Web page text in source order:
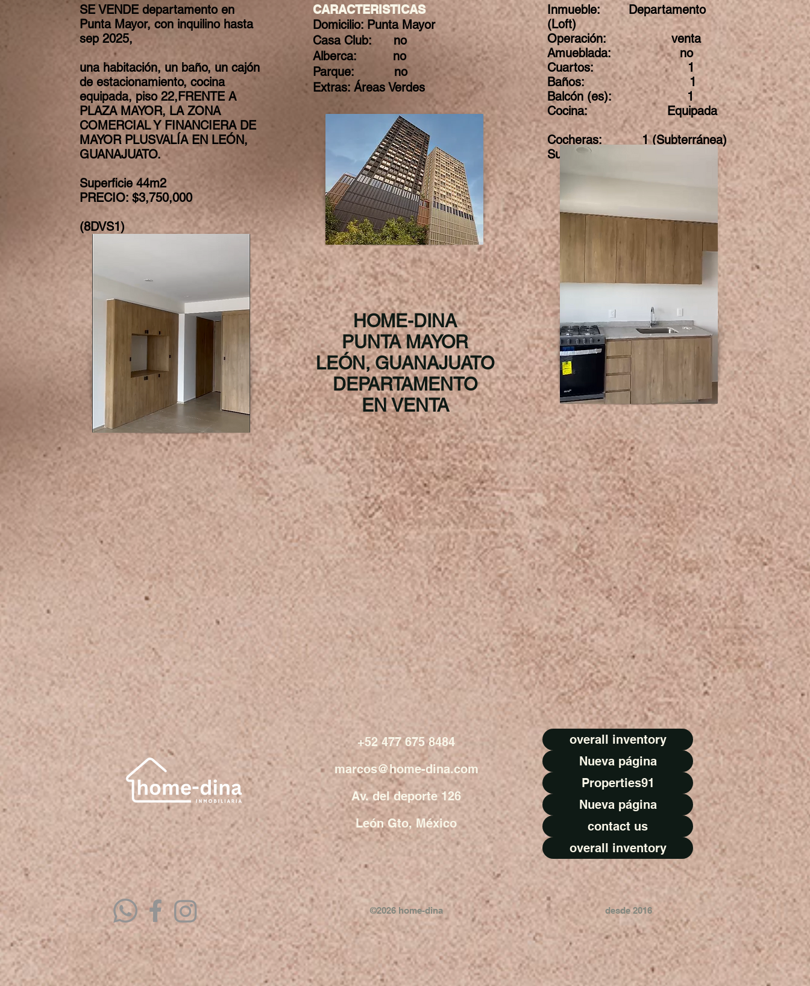
SE VENDE departamento en
Punta Mayor, con inquilino hasta
sep 2025,
una habitación, un baño, un cajón
de estacionamiento, cocina
equipada, piso 22,FRENTE A
PLAZA MAYOR, LA ZONA
COMERCIAL Y FINANCIERA DE
MAYOR PLUSVALÍA EN LEÓN,
GUANAJUATO.
Superficie 44m2
PRECIO: $3,750,000
(8DVS1)
CARACTERISTICAS
Domicilio: Punta Mayor
Casa Club: no
Alberca: no
Parque: no
Extras: Áreas Verdes
Inmueble: Departamento
(Loft)
Operación: venta
Amueblada: no
Cuartos: 1
Baños: 1
Balcón (es): 1
Cocina: Equipada
Cocheras: 1 (Subterránea)
Superficie: 44 m2
HOME-DINA
PUNTA MAYOR
LEÓN, GUANAJUATO
DEPARTAMENTO
EN VENTA
+52 477 675 8484
marcos@home-dina.com
León Gto, México
Av. del deporte 126
©2026 home-dina
overall inventory
Nueva página
Properties91
Nueva página
contact us
overall inventory
desde 2016